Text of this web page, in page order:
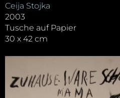
Ceija Stojka
2003
Tusche auf Papier
30 x 42 cm